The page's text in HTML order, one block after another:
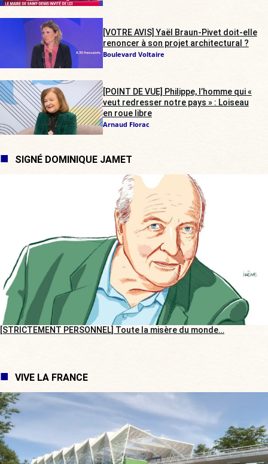
[VOTRE AVIS] Yaël Braun-Pivet doit-elle
renoncer à son projet architectural ?
Boulevard Voltaire
[POINT DE VUE] Philippe, l’homme qui «
veut redresser notre pays » : Loiseau
en roue libre
Arnaud Florac
SIGNÉ DOMINIQUE JAMET
[STRICTEMENT PERSONNEL] Toute la misère du monde…
VIVE LA FRANCE